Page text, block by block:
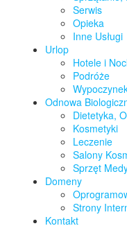
Serwis
Opieka
Inne Usługi
Urlop
Hotele i
Podróże
Odnowa
Dietetyka,
Kosmetyki
Leczenie
Salony
Sprzęt
Domeny
Strony
Kontakt